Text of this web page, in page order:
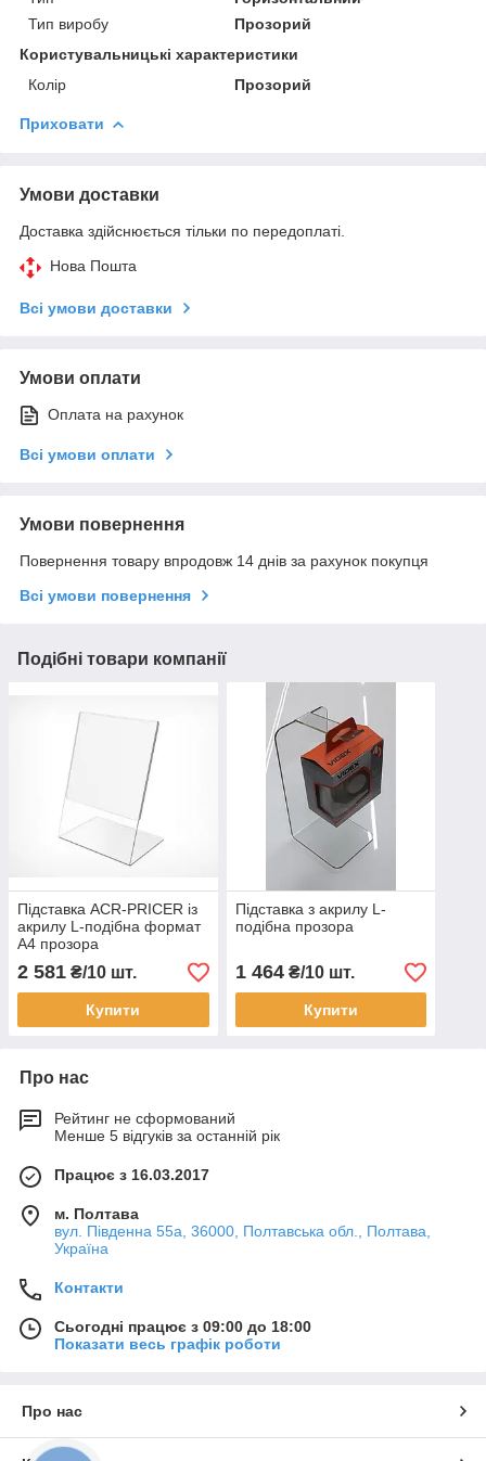
Тип виробу
Прозорий
Користувальницькі характеристики
Колір
Прозорий
Приховати
Умови доставки
Доставка здійснюється тільки по передоплаті.
Нова Пошта
Всі умови доставки
Умови оплати
Оплата на рахунок
Всі умови оплати
Умови повернення
Повернення товару впродовж 14 днів за рахунок покупця
Всі умови повернення
Подібні товари компанії
Підставка ACR-PRICER із
акрилу L-подібна формат
А4 прозора
2 581 ₴/10 шт.
Купити
Підставка з акрилу L-
подібна прозора
1 464₴/10 шт.
Купити
Про нас
Рейтинг не сформований
Менше 5 відгуків за останній рік
Працює з 16.03.2017
м. Полтава
вул. Південна 55а, 36000, Полтавська обл., Полтава,
Україна
Контакти
Сьогодні працює з 09:00 до 18:00
Показати весь графік роботи
Про нас